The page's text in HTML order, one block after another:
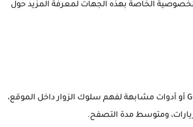
الخاصة بهذه الجهات لمعرفة المزيد حول
أو أدوات مشابهة لفهم سلوك الزوار داخل الموقع،
ومتوسط مدة التصفح.